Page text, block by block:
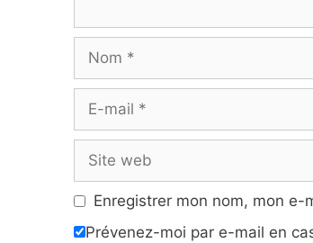
mail
web
Enregistrer mon nom, mon
Prévenez-moi par e-mail en